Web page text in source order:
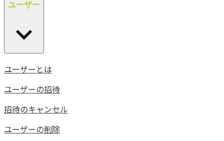
ユーザー
ユーザーとは
ユーザーの招待
招待のキャンセル
ユーザーの削除